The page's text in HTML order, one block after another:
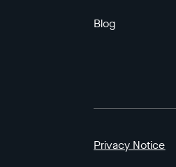
Blog
Privacy Notice